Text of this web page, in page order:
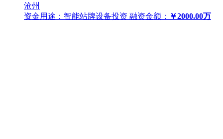
沧州
资金用途：智能站牌设备投资 融资金额： ￥2000.00万